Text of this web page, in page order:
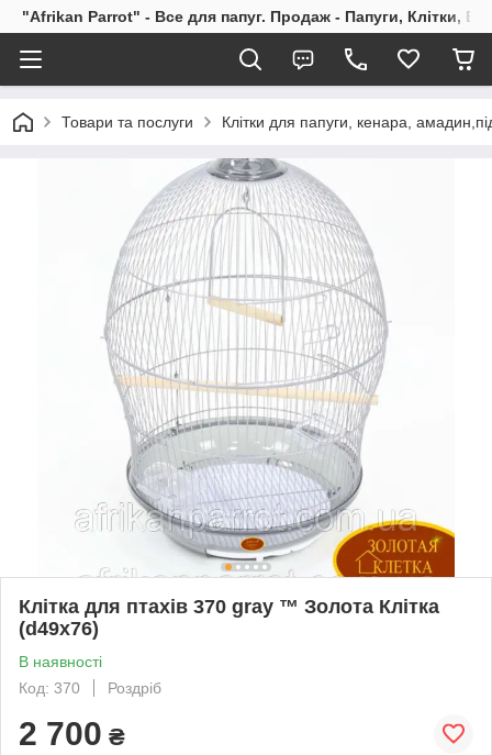
"Afrikan Parrot" - Все для папуг. Продаж - Папуги, Клітки,
Товари та послуги Клітки для папуги, кенара,
Клітка для птахів 370 gray ™️ Золота Клітка
(d49x76)
В наявності
Код: 370
Роздріб
2 700 ₴